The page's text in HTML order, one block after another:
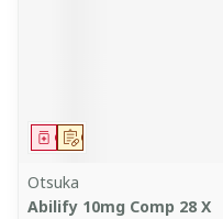
Op voorschrift
Geneesmiddel
Otsuka
Abilify 10mg Comp 28 X